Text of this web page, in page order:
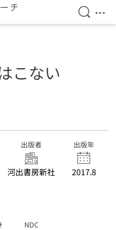
検索を
メ
こない
出版者
河出書房新社
出版年
2017.8
NDC